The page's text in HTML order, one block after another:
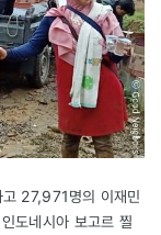
27,971명의 이재민
도네시아 보고르 찔